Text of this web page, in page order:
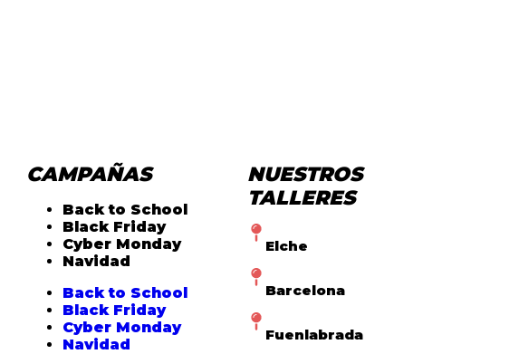
CAMPAÑAS
Back to School
Black Friday
Cyber Monday
Navidad
Back to School
Black Friday
Cyber Monday
Navidad
NUESTROS
TALLERES
Elche
Barcelona
Fuenlabrada